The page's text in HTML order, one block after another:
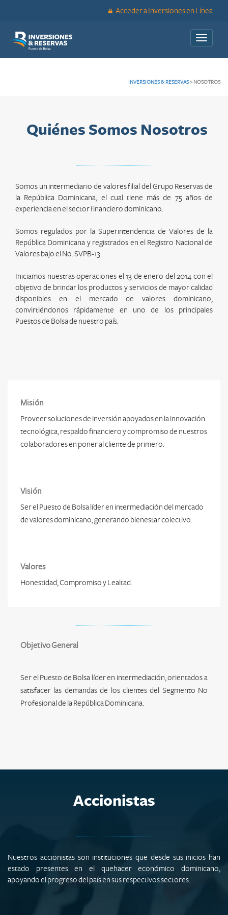
Acceder a Inversiones en Línea
Toggle
INVERSIONES & RESERVAS> NOSOTROS
Quiénes Somos Nosotros
Somos un intermediario de valores filial del Grupo Reservas de
la República Dominicana, el cual tiene más de 75 años de
experiencia en el sector financiero dominicano.
Somos regulados por la Superintendencia de Valores de la
República Dominicana y registrados en el Registro Nacional de
Valores bajo el No. SVPB-13.
Iniciamos nuestras operaciones el 13 de enero del 2014 con el
objetivo de brindar los productos y servicios de mayor calidad
disponibles en el mercado de valores dominicano,
convirtiéndonos rápidamente en uno de los principales
Puestos de Bolsa de nuestro país.
Misión
Proveer soluciones de inversión apoyados en la innovación
tecnológica, respaldo financiero y compromiso de nuestros
colaboradores en poner al cliente de primero.
Visión
Ser el Puesto de Bolsa líder en intermediación del mercado
de valores dominicano, generando bienestar colectivo.
Valores
Honestidad, Compromiso y Lealtad.
Objetivo General
Ser el Puesto de Bolsa líder en intermediación, orientados a
satisfacer las demandas de los clientes del Segmento No
Profesional de la República Dominicana.
Accionistas
Nuestros accionistas son instituciones que desde sus inicios han
estado presentes en el quehacer económico dominicano,
apoyando el progreso del país en sus respectivos sectores.